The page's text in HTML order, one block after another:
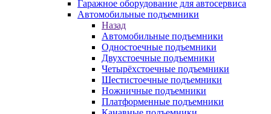
Гаражное оборудование для автосервиса
Автомобильные подъемники
Назад
Автомобильные подъемники
Одностоечные подъемники
Двухстоечные подъемники
Четырёхстоечные подъемники
Шестистоечные подъемники
Ножничные подъемники
Платформенные подъемники